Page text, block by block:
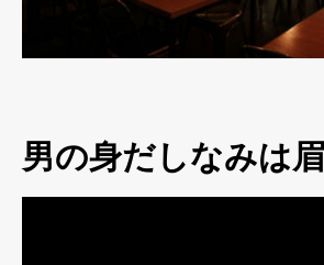
男の身だしなみは眉